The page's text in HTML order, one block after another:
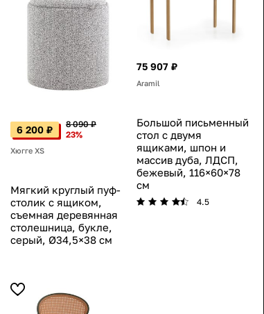
6 200 ₽
8 090 ₽
23%
Хюгге XS
Мягкий круглый пуф-
столик с ящиком,
съемная деревянная
столешница, букле,
серый, Ø34,5×38 см
75 907 ₽
Aramil
Большой письменный
стол с двумя
ящиками, шпон и
массив дуба, ЛДСП,
бежевый, 116×60×78
см
4.5